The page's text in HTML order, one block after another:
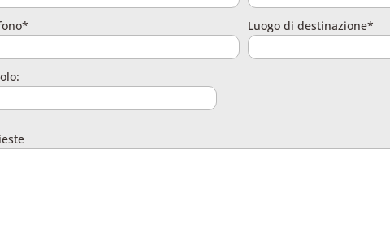
Luogo di destinazione*